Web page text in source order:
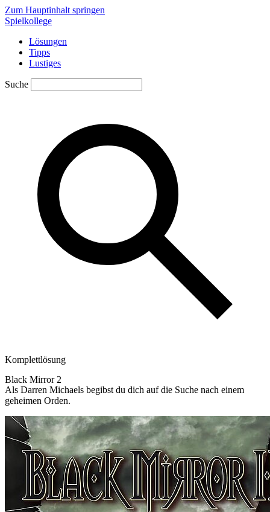
Zum Hauptinhalt springen
Spielkollege
Lösungen
Tipps
Lustiges
Suche
Komplettlösung
Black Mirror 2
Als Darren Michaels begibst du dich auf die Suche nach einem
geheimen Orden.